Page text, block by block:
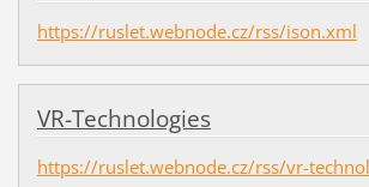
https://ruslet.webnode.cz/rss/ison.xml
VR-Technologies
https://ruslet.webnode.cz/rss/vr-